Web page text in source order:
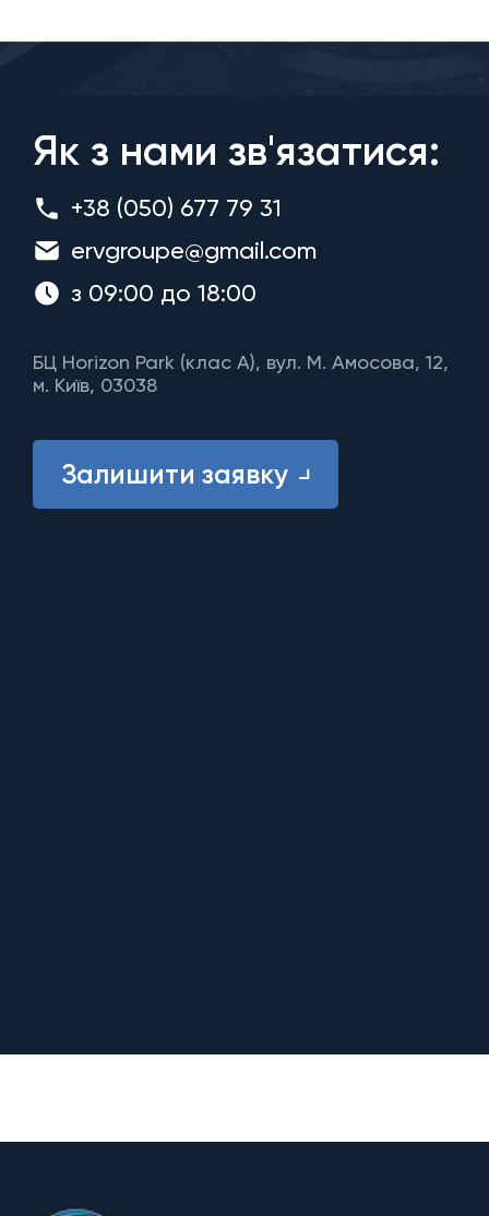
Як з нами зв'язатися:
+38 (050) 677 79 31
ervgroupe@gmail.com
з 09:00 до 18:00
БЦ Horizon Park (клас A), вул. М. Амосова, 12,
м. Київ, 03038
Залишити заявку